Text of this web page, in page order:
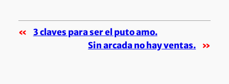
«
3 claves para ser el puto amo.
Sin arcada no hay ventas.
»